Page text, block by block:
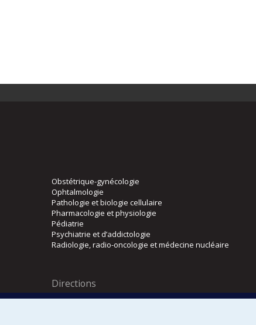
Obstétrique-gynécologie
Ophtalmologie
Pathologie et biologie cellulaire
Pharmacologie et physiologie
Pédiatrie
Psychiatrie et d’addictologie
Radiologie, radio-oncologie et médecine nucléaire
Directions
DPC